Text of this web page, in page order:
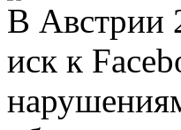
В Австрии
иск к